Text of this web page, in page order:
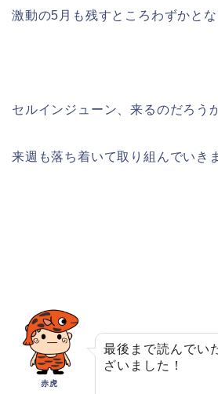
激動の5月も残すところわずかとな
セルインジューン、来るのだろう
来週も落ち着いて取り組んでいき
赤虎
最後まで読んでい
ざいました！